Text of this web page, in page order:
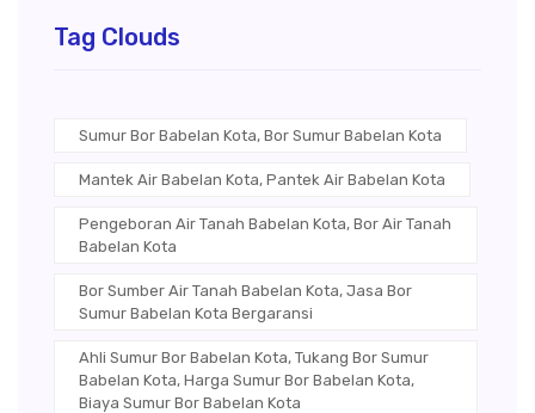
Tag Clouds
Sumur Bor Babelan Kota, Bor Sumur Babelan Kota
Mantek Air Babelan Kota, Pantek Air Babelan Kota
Pengeboran Air Tanah Babelan Kota, Bor Air Tanah
Babelan Kota
Bor Sumber Air Tanah Babelan Kota, Jasa Bor
Sumur Babelan Kota Bergaransi
Ahli Sumur Bor Babelan Kota, Tukang Bor Sumur
Babelan Kota, Harga Sumur Bor Babelan Kota,
Biaya Sumur Bor Babelan Kota